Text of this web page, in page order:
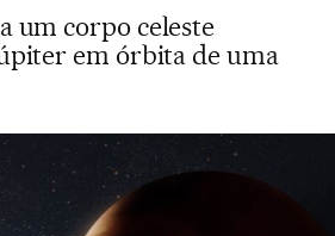
um corpo celeste
em órbita de uma